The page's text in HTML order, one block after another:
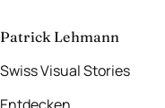
aufnehmen→
Patrick Lehmann
Swiss Visual Stories